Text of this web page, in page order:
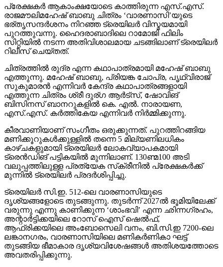
പ്രേക്ഷകര്‍ ആകാംക്ഷയോടെ കാത്തിരുന്ന എസ്.എസ്.
രാജമൗലിമഹേഷ് ബാബു ചിത്രം ‘വാരണാസി’യുടെ
ഭര്തൃസന്ദര്‍ശനം നിറഞ്ഞ ട്രെയിലര്‍ വിസ്മയമായി
പുറത്തുവന്നു. ഹൈദരാബാദിലെ റാമോജി ഫിലിം
സിറ്റിയില്‍ നടന്ന അതിവിശാലമായ ചടങ്ങിലാണ് ട്രെയിലര്‍
റിലീസ് ചെയ്തത്.
ചിത്രത്തില്‍ രുദ്ര എന്ന കഥാപാത്രമായി മഹേഷ് ബാബു
എത്തുന്നു. മഹേഷ് ബാബു, പ്രിയങ്ക ചോപ്ര, പൃഥ്വിരാജ്
സുകുമാരന്‍ എന്നിവര്‍ കേന്ദ്ര കഥാപാത്രങ്ങളായി
എത്തുന്ന ചിത്രം ശ്രീ ദുര്ഗ ആര്‍ട്‌സ്, ഷോവിങ്
ബിസിനസ് ബാനറുകളില്‍ കെ. എല്‍. നാരായണ,
എസ്.എസ്. കര്‍ത്തികേയ എന്നിവര്‍ നിര്‍മ്മിക്കുന്നു.
കീരവാണിയാണ് സംഗീതം ഒരുക്കുന്നത്. പുറത്തിറങ്ങിയ
മണിക്കൂറുകള്‍ക്കുള്ളില്‍ തന്നെ 5 മില്യണിലധികം
കാഴ്ചകളുമായി ട്രെയിലര്‍ ലോകവ്യാപകമായി
ട്രെന്‍ഡിങ് പട്ടികയില്‍ മുന്നിലാണ്. 130ണ്മ100 അടി
വലുപ്പത്തിലുള്ള പ്രത്യേക സ്‌ക്രീനില്‍ പ്രേക്ഷകര്‍ക്ക്
മുന്നില്‍ ട്രെയിലര്‍ പ്രദര്‍ശിപ്പിച്ചു.
ട്രെയിലര്‍ സി.ഇ. 512-ലെ വാരണാസിയുടെ
ദൃശ്യങ്ങളോടെ തുടങ്ങുന്നു. തുടര്‍ന്ന് 2027ല്‍ ഭൂമിയിലേക്ക്
വരുന്നു എന്നു കാണിക്കുന്ന ‘ശാംഭവി’ എന്ന ഛിന്നഗ്രഹം,
അന്റാര്‍ട്ടിക്കയിലെ റോസ് ഐസ് ഷെല്‍ഫ്,
ആഫ്രിക്കയിലെ അംബോസെലി വനം, ബി.സി.ഇ 7200-ലെ
ലങ്കാനഗരം, വാരണാസിയിലെ മണികര്‍ണികാ ഘട്ട്
തുടങ്ങിയ ഭീമാകാര ദൃശ്യവിശേഷങ്ങള്‍ അതിശയത്തോടെ
അവതരിപ്പിക്കുന്നു.